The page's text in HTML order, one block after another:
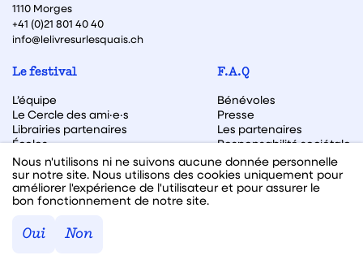
1110 Morges
+41 (0)21 801 40 40
info@lelivresurlesquais.ch
Le festival
L’équipe
Le Cercle des ami·e·s
Librairies partenaires
Écoles
F.A.Q
Bénévoles
Presse
Les partenaires
Responsabilité sociétale
Archive des éditions
Archive des autrices et auteurs
Nous n'utilisons ni ne suivons aucune donnée personnelle
sur notre site. Nous utilisons des cookies uniquement pour
améliorer l'expérience de l'utilisateur et pour assurer le
bon fonctionnement de notre site.
Oui Non